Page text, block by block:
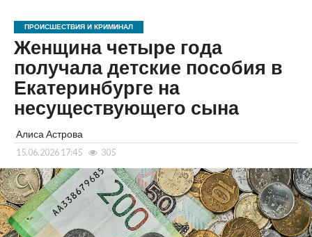
ПРОИСШЕСТВИЯ И КРИМИНАЛ
Женщина четыре года
получала детские пособия в
Екатеринбурге на
несуществующего сына
Алиса Астрова
15.06.2026 17:45 305